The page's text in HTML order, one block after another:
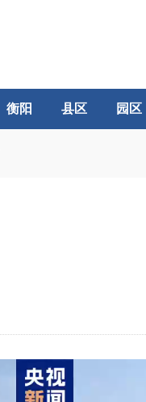
衡阳 县区 园区